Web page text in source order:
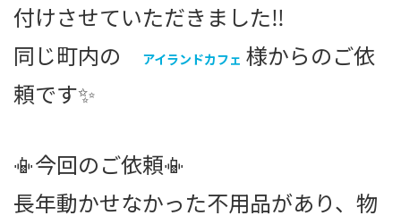
付けさせていただきました‼️
同じ町内の
アイランドカフェ 様からのご依
頼です✨
📳今回のご依頼📳
長年動かせなかった不用品があり、物